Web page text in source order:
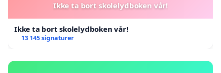
Ikke ta bort skolelydboken vår!
Ikke ta bort skolelydboken vår!
13 145 signaturer